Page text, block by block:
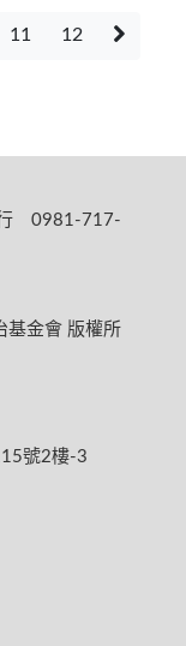
11 12
行 0981-717-
基金會 版權所
號2樓-3